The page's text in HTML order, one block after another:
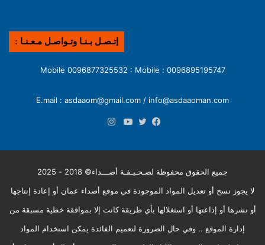
إتـصـل بـنـا وتـواصـل مـعـنـا :
0096895195747 : Mobile 0096877325532 : Mobile
E.mail : asdaaom@gmail.com / info@asdaaoman.com
جميع الحقوق محفوظة لصـحـيـفـة أصـــداء© 2018 - 2025
لا يجوز نسخ أو تعديل المواد الموجودة في موقع أصداء عمان أو إعادة إنتاجها
أو نشرها أو إذاعتها أو استغلالها بأي طريقة كانت إلا بموافقة خطية مسبقة من
إدارة الموقع .. وفي حال الضرورة لتعميم الفائدة يمكن استخدام المواد